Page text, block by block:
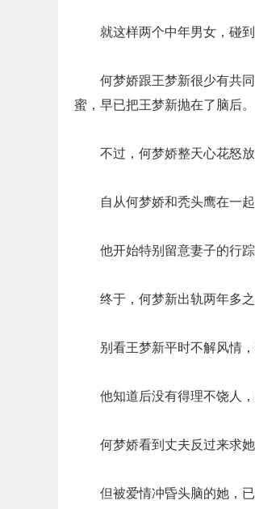
就这样两个中年男女，碰
何梦娇跟王梦新很少有共
蜜，早已把王梦新抛在了脑后。
不过，何梦娇整天心花怒
自从何梦娇和秃头鹰在一
他开始特别留意妻子的行踪
终于，何梦新出轨两年多
别看王梦新平时不解风情
他知道后没有得理不饶人
何梦娇看到丈夫反过来求
但被爱情冲昏头脑的她，